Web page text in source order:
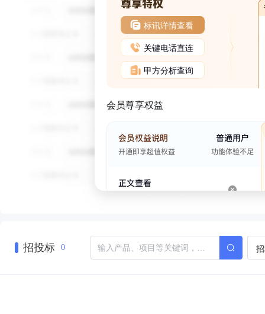
标讯详情查看
关键电话直连
甲方分析查询
会员尊享权益
招投标 0